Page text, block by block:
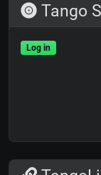
Tango
Log in